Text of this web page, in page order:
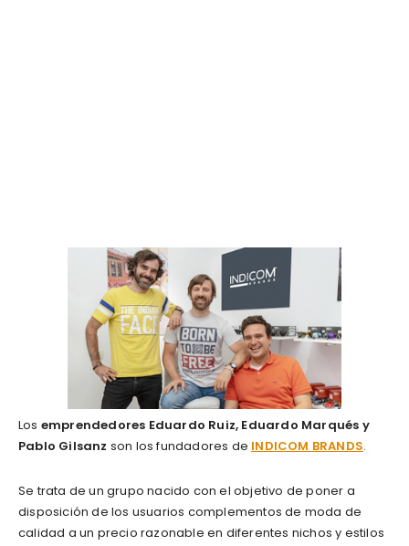
Los emprendedores Eduardo Ruiz, Eduardo Marqués y
Pablo Gilsanz son los fundadores de INDICOM BRANDS.
Se trata de un grupo nacido con el objetivo de poner a
disposición de los usuarios complementos de moda de
calidad a un precio razonable en diferentes nichos y estilos